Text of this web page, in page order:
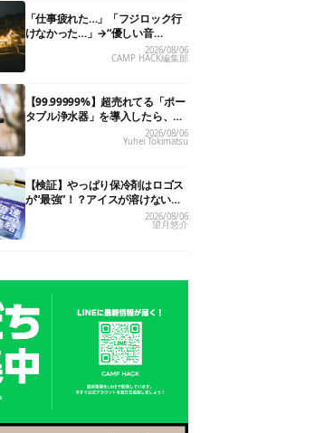
「仕事疲れた…」「フジロック行
けなかった…」→“優しい音
楽”と“大きな自然”で治癒。まだ間
2026/08/06
CAMP HACK編集部
【99.99999%】超売れてる「ポー
タブル浄水器」を導入したら、防
災が明確に自分ごと化した2026/08/06
Yuhei Tokimatsu
【検証】やっぱり保冷剤はロゴス
が“最強”！？アイスが溶けないっ
2026/08/06
望月悠介